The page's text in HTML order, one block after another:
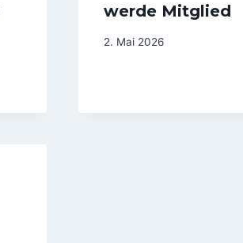
werde Mitglied
2. Mai 2026